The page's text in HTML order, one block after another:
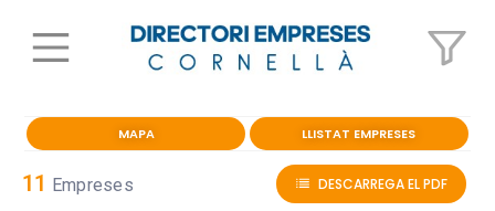
MAPA LLISTAT EMPRESES
11 Empreses DESCARREGA EL PDF